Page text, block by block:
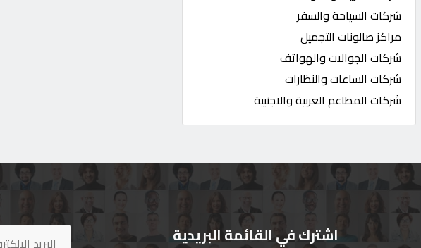
شركات السياحة والسفر
مراكز صالونات التجميل
شركات الجوالات والهواتف
شركات الساعات والنظارات
شركات المطاعم العربية والاجنبية
اشترك في القائمة البريدية